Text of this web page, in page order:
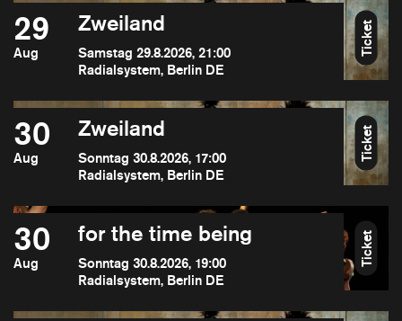
29
Aug
Zweiland
Samstag 29.8.2026, 21:00
Radialsystem, Berlin DE
Ticket
30
Aug
Zweiland
Sonntag 30.8.2026, 17:00
Radialsystem, Berlin DE
Ticket
30
Aug
for the time being
Sonntag 30.8.2026, 19:00
Radialsystem, Berlin DE
Ticket